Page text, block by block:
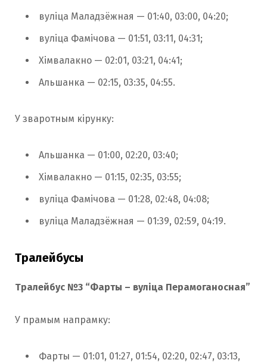
вуліца Маладзёжная — 01:40, 03:00, 04:20;
вуліца Фамічова — 01:51, 03:11, 04:31;
Хімвалакно — 02:01, 03:21, 04:41;
Альшанка — 02:15, 03:35, 04:55.
У зваротным кірунку:
Альшанка — 01:00, 02:20, 03:40;
Хімвалакно — 01:15, 02:35, 03:55;
вуліца Фамічова — 01:28, 02:48, 04:08;
вуліца Маладзёжная — 01:39, 02:59, 04:19.
Тралейбусы
Тралейбус №3 “Фарты – вуліца Перамоганосная”
У прамым напрамку:
Фарты — 01:01, 01:27, 01:54, 02:20, 02:47, 03:13,